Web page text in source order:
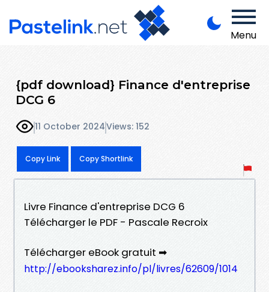
Menu
{pdf download} Finance d'entreprise
DCG 6
11 October 2024Views: 152
Copy Link Copy Shortlink
Livre Finance d'entreprise DCG 6
Télécharger le PDF - Pascale Recroix
Télécharger eBook gratuit ➡
http://ebooksharez.info/pl/livres/62609/1014